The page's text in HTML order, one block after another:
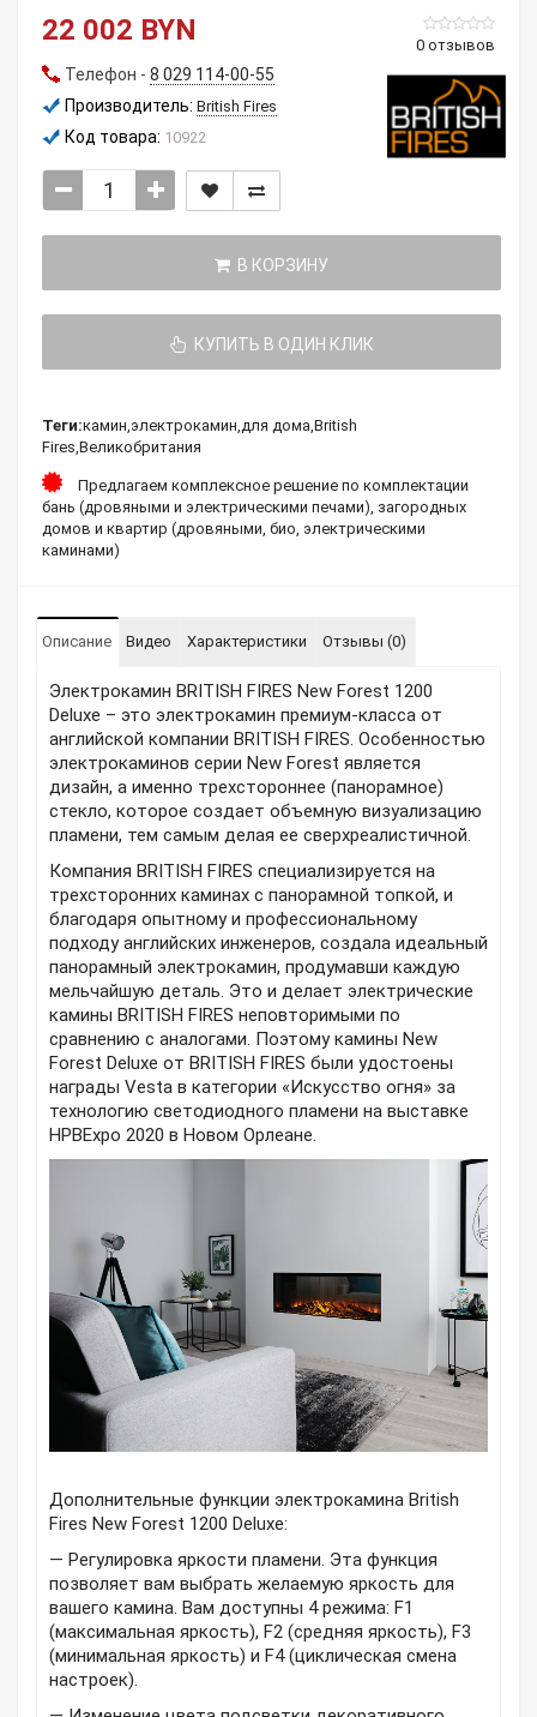
0 отзывов
22 002 BYN
Телефон - 8 029 114-00-55
Производитель: British Fires
Код товара: 10922
В КОРЗИНУ
КУПИТЬ В ОДИН КЛИК
Теги:камин,электрокамин,для дома,British
Fires,Великобритания
Предлагаем комплексное решение по комплектации
бань (дровяными и электрическими печами), загородных
домов и квартир (дровяными, био, электрическими
каминами)
Описание Видео Характеристики Отзывы (0)
Электрокамин BRITISH FIRES New Forest 1200
Deluxe – это электрокамин премиум-класса от
английской компании BRITISH FIRES. Особенностью
электрокаминов серии New Forest является
дизайн, а именно трехстороннее (панорамное)
стекло, которое создает объемную визуализацию
пламени, тем самым делая ее сверхреалистичной.
Компания BRITISH FIRES специализируется на
трехсторонних каминах с панорамной топкой, и
благодаря опытному и профессиональному
подходу английских инженеров, создала идеальный
панорамный электрокамин, продумавши каждую
мельчайшую деталь. Это и делает электрические
камины BRITISH FIRES неповторимыми по
сравнению с аналогами. Поэтому камины New
Forest Deluxe от BRITISH FIRES были удостоены
награды Vesta в категории «Искусство огня» за
технологию светодиодного пламени на выставке
HPBExpo 2020 в Новом Орлеане.
Дополнительные функции электрокамина British
Fires New Forest 1200 Deluxe:
— Регулировка яркости пламени. Эта функция
позволяет вам выбрать желаемую яркость для
вашего камина. Вам доступны 4 режима: F1
(максимальная яркость), F2 (средняя яркость), F3
(минимальная яркость) и F4 (циклическая смена
настроек).